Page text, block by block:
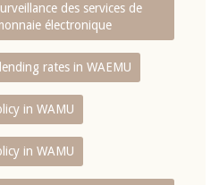
des services de
électronique
rates in WAEMU
in WAMU
in WAMU